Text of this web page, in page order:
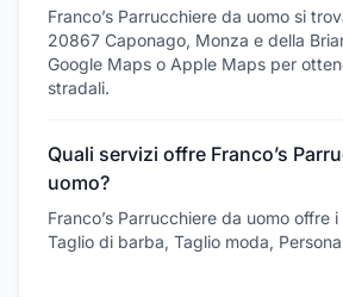
Franco’s Parrucchiere da uomo si
20867 Caponago, Monza e della
Google Maps o Apple Maps per
stradali.
Quali servizi offre Franco’s
uomo?
Franco’s Parrucchiere da uomo offre
Taglio di barba, Taglio moda,